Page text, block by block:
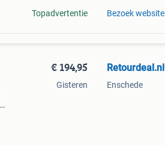
Topadvertentie Bezoek website
€ 194,95
Gisteren
Retourdeal.nl
Enschede